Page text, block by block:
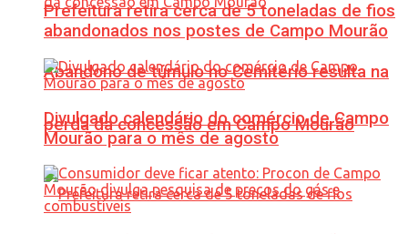
Abandono de túmulo no Cemitério resulta na
perda da concessão em Campo Mourão
Prefeitura retira cerca de 5 toneladas de fios
abandonados nos postes de Campo Mourão
Divulgado calendário do comércio de Campo
Mourão para o mês de agosto